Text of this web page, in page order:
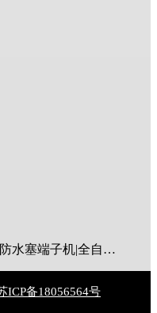
全自动穿胶壳端子机|全自动穿防水塞端子机|全自动穿热缩管端子机|全自动穿护套端子机|全自动穿号码管端子机|全自动端子机|全自动穿防水栓端子机|端子压着机|端子压接机|静音端子机|多芯线端子机|护套线端子机|全自动排线端子机|新能源大平方压接机|电脑剥线机|自动剥线机|裁线机|剥线机
ICP备18056564号